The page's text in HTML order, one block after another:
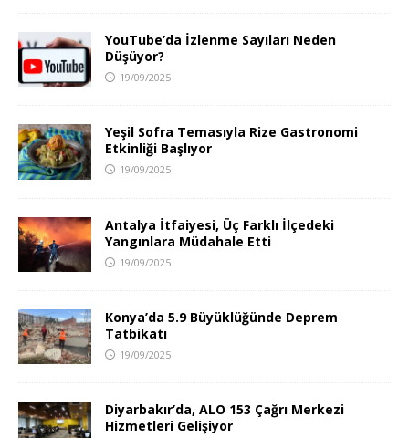
YouTube’da İzlenme Sayıları Neden
Düşüyor?
19/09/2025
Yeşil Sofra Temasıyla Rize Gastronomi
Etkinliği Başlıyor
19/09/2025
Antalya İtfaiyesi, Üç Farklı İlçedeki
Yangınlara Müdahale Etti
19/09/2025
Konya’da 5.9 Büyüklüğünde Deprem
Tatbikatı
19/09/2025
Diyarbakır’da, ALO 153 Çağrı Merkezi
Hizmetleri Gelişiyor